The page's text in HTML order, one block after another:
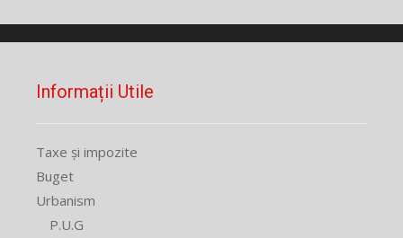
Informații Utile
Taxe și impozite
Buget
Urbanism
P.U.G